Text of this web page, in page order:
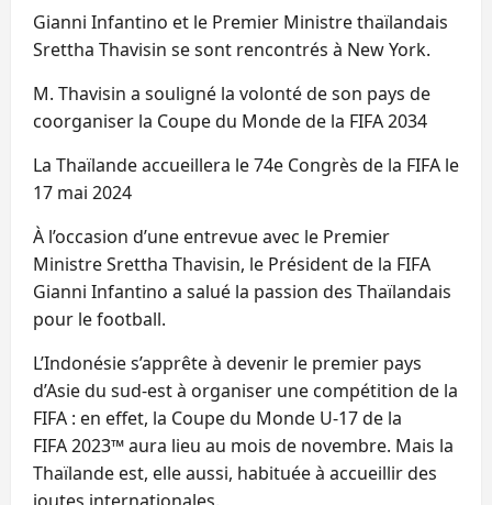
Gianni Infantino et le Premier Ministre thaïlandais
Srettha Thavisin se sont rencontrés à New York.
M. Thavisin a souligné la volonté de son pays de
coorganiser la Coupe du Monde de la FIFA 2034
La Thaïlande accueillera le 74e Congrès de la FIFA le
17 mai 2024
À l’occasion d’une entrevue avec le Premier
Ministre Srettha Thavisin, le Président de la FIFA
Gianni Infantino a salué la passion des Thaïlandais
pour le football.
L’Indonésie s’apprête à devenir le premier pays
d’Asie du sud-est à organiser une compétition de la
FIFA : en effet, la Coupe du Monde U-17 de la
FIFA 2023™ aura lieu au mois de novembre. Mais la
Thaïlande est, elle aussi, habituée à accueillir des
joutes internationales.